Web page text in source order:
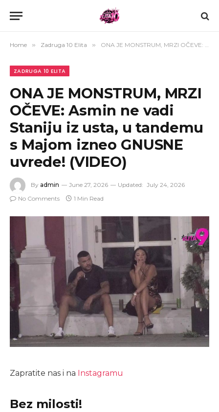
Home » Zadruga 10 Elita » ONA JE MONSTRUM, MRZI OČEVE: Asmin ne vadi Staniju iz usta, u tandemu s Majom izneo GNUSNE uvrede! (VIDEO)
ZADRUGA 10 ELITA
ONA JE MONSTRUM, MRZI
OČEVE: Asmin ne vadi
Staniju iz usta, u tandemu
s Majom izneo GNUSNE
uvrede! (VIDEO)
By admin June 27, 2026 Updated: July 24, 2026
No Comments
1 Min Read
Zapratite nas i na Instagramu
Bez milosti!